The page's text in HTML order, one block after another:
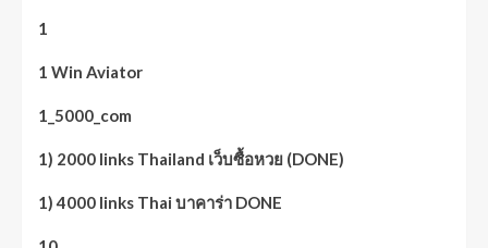
1
1 Win Aviator
1_5000_com
1) 2000 links Thailand เว็บซื้อหวย (DONE)
1) 4000 links Thai บาคาร่า DONE